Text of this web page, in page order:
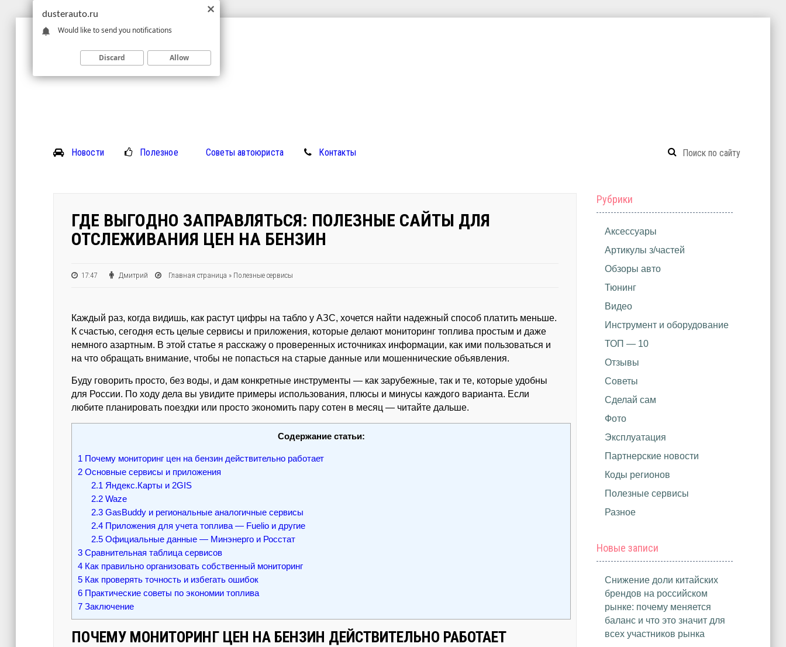
Новости Полезное Советы автоюриста Контакты
ГДЕ ВЫГОДНО ЗАПРАВЛЯТЬСЯ: ПОЛЕЗНЫЕ САЙТЫ ДЛЯ
ОТСЛЕЖИВАНИЯ ЦЕН НА БЕНЗИН
17:47 Дмитрий Главная страница » Полезные сервисы
Каждый раз, когда видишь, как растут цифры на табло у АЗС, хочется найти надежный способ платить меньше.
К счастью, сегодня есть целые сервисы и приложения, которые делают мониторинг топлива простым и даже
немного азартным. В этой статье я расскажу о проверенных источниках информации, как ими пользоваться и
на что обращать внимание, чтобы не попасться на старые данные или мошеннические объявления.
Буду говорить просто, без воды, и дам конкретные инструменты — как зарубежные, так и те, которые удобны
для России. По ходу дела вы увидите примеры использования, плюсы и минусы каждого варианта. Если
любите планировать поездки или просто экономить пару сотен в месяц — читайте дальше.
Содержание статьи:
1 Почему мониторинг цен на бензин действительно работает
2 Основные сервисы и приложения
2.1 Яндекс.Карты и 2GIS
2.2 Waze
2.3 GasBuddy и региональные аналогичные сервисы
2.4 Приложения для учета топлива — Fuelio и другие
2.5 Официальные данные — Минэнерго и Росстат
3 Сравнительная таблица сервисов
4 Как правильно организовать собственный мониторинг
5 Как проверять точность и избегать ошибок
6 Практические советы по экономии топлива
7 Заключение
ПОЧЕМУ МОНИТОРИНГ ЦЕН НА БЕНЗИН ДЕЙСТВИТЕЛЬНО РАБОТАЕТ
Рубрики
Аксессуары
Артикулы з/частей
Обзоры авто
Тюнинг
Видео
Инструмент и оборудование
ТОП — 10
Отзывы
Советы
Сделай сам
Фото
Эксплуатация
Партнерские новости
Коды регионов
Полезные сервисы
Разное
Новые записи
Снижение доли китайских
брендов на российском
рынке: почему меняется
баланс и что это значит для
всех участников рынка
dusterauto.ru
Would like to send you notifications
Discard Allow